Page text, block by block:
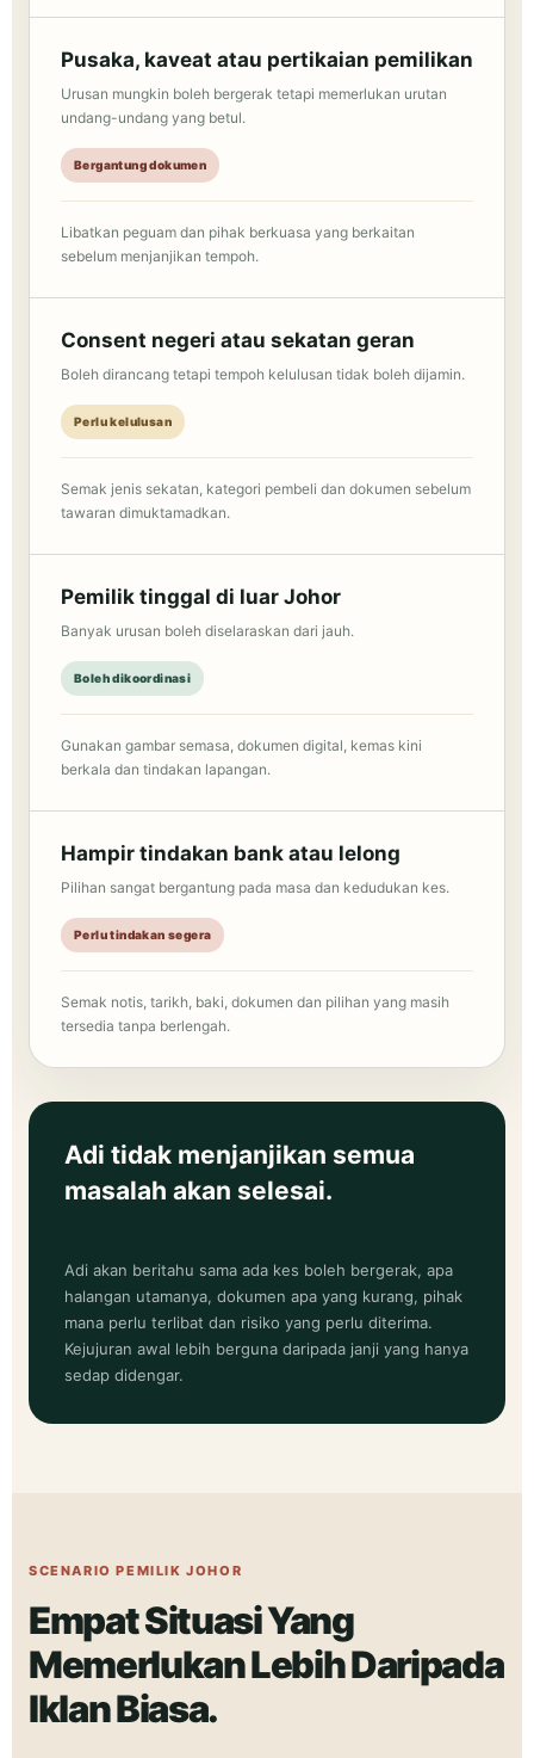
Pusaka, kaveat atau pertikaian pemilikan
Urusan mungkin boleh bergerak tetapi memerlukan urutan
undang-undang yang betul.
Bergantung dokumen
Libatkan peguam dan pihak berkuasa yang berkaitan
sebelum menjanjikan tempoh.
Consent negeri atau sekatan geran
Boleh dirancang tetapi tempoh kelulusan tidak boleh dijamin.
Perlu kelulusan
Semak jenis sekatan, kategori pembeli dan dokumen sebelum
tawaran dimuktamadkan.
Pemilik tinggal di luar Johor
Banyak urusan boleh diselaraskan dari jauh.
Boleh dikoordinasi
Gunakan gambar semasa, dokumen digital, kemas kini
berkala dan tindakan lapangan.
Hampir tindakan bank atau lelong
Pilihan sangat bergantung pada masa dan kedudukan kes.
Perlu tindakan segera
Semak notis, tarikh, baki, dokumen dan pilihan yang masih
tersedia tanpa berlengah.
Adi tidak menjanjikan semua
masalah akan selesai.
Adi akan beritahu sama ada kes boleh bergerak, apa
halangan utamanya, dokumen apa yang kurang, pihak
mana perlu terlibat dan risiko yang perlu diterima.
Kejujuran awal lebih berguna daripada janji yang hanya
sedap didengar.
SCENARIO PEMILIK JOHOR
Empat Situasi Yang
Memerlukan Lebih Daripada
Iklan Biasa.